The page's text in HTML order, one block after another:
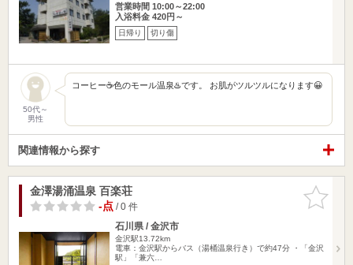
営業時間 10:00～22:00
入浴料金 420円～
日帰り 切り傷
50代～
男性
コーヒー☕️色のモール温泉♨️です。 お肌がツルツルになります😀
関連情報から探す
お気に入
りに追加
金澤湯涌温泉 百楽荘
-点/ 0 件
石川県 / 金沢市
金沢駅13.72km
電車：金沢駅からバス（湯桶温泉行き）で約47分 ・「金沢
駅」「兼六…